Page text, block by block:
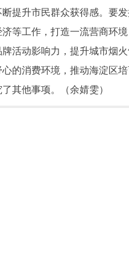
提升市民群众获得感。要
等工作，打造一流营商环
活动影响力，提升城市烟
的消费环境，推动海淀区
他事项。（余婧雯）